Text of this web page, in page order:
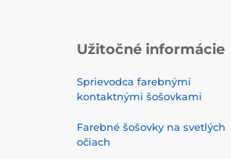
Užitočné informácie
Sprievodca farebnými
kontaktnými šošovkami
Farebné šošovky na svetlých
očiach